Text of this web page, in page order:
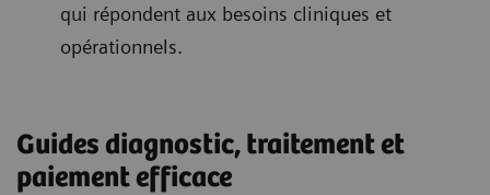
qui répondent aux besoins cliniques et
opérationnels.
Guides diagnostic, traitement et
paiement efficace